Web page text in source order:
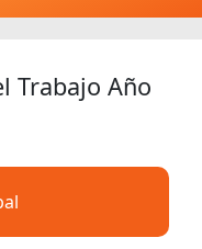
Trabajo Año